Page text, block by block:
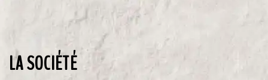
LA SOCIÉTÉ